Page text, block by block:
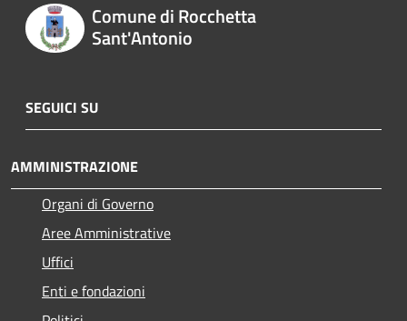
Comune di Rocchetta
Sant'Antonio
SEGUICI SU
AMMINISTRAZIONE
Organi di Governo
Aree Amministrative
Uffici
Enti e fondazioni